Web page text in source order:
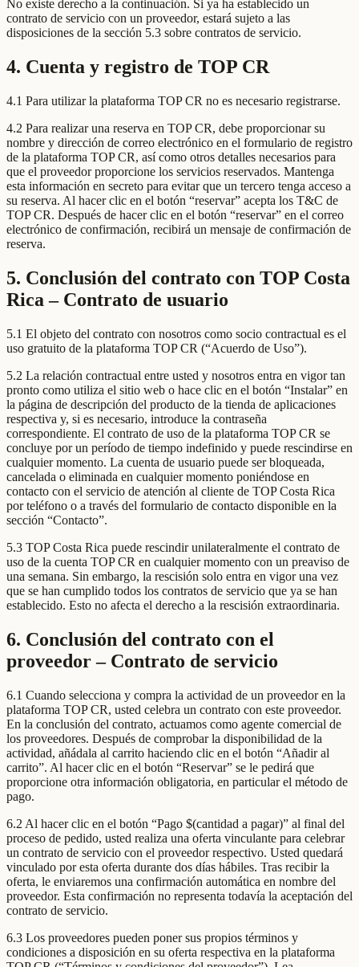
No existe derecho a la continuación. Si ya ha establecido un
contrato de servicio con un proveedor, estará sujeto a las
disposiciones de la sección 5.3 sobre contratos de servicio.
4. Cuenta y registro de TOP CR
4.1 Para utilizar la plataforma TOP CR no es necesario registrarse.
4.2 Para realizar una reserva en TOP CR, debe proporcionar su
nombre y dirección de correo electrónico en el formulario de registro
de la plataforma TOP CR, así como otros detalles necesarios para
que el proveedor proporcione los servicios reservados. Mantenga
esta información en secreto para evitar que un tercero tenga acceso a
su reserva. Al hacer clic en el botón “reservar” acepta los T&C de
TOP CR. Después de hacer clic en el botón “reservar” en el correo
electrónico de confirmación, recibirá un mensaje de confirmación de
reserva.
5. Conclusión del contrato con TOP Costa
Rica – Contrato de usuario
5.1 El objeto del contrato con nosotros como socio contractual es el
uso gratuito de la plataforma TOP CR (“Acuerdo de Uso”).
5.2 La relación contractual entre usted y nosotros entra en vigor tan
pronto como utiliza el sitio web o hace clic en el botón “Instalar” en
la página de descripción del producto de la tienda de aplicaciones
respectiva y, si es necesario, introduce la contraseña
correspondiente. El contrato de uso de la plataforma TOP CR se
concluye por un período de tiempo indefinido y puede rescindirse en
cualquier momento. La cuenta de usuario puede ser bloqueada,
cancelada o eliminada en cualquier momento poniéndose en
contacto con el servicio de atención al cliente de TOP Costa Rica
por teléfono o a través del formulario de contacto disponible en la
sección “Contacto”.
5.3 TOP Costa Rica puede rescindir unilateralmente el contrato de
uso de la cuenta TOP CR en cualquier momento con un preaviso de
una semana. Sin embargo, la rescisión solo entra en vigor una vez
que se han cumplido todos los contratos de servicio que ya se han
establecido. Esto no afecta el derecho a la rescisión extraordinaria.
6. Conclusión del contrato con el
proveedor – Contrato de servicio
6.1 Cuando selecciona y compra la actividad de un proveedor en la
plataforma TOP CR, usted celebra un contrato con este proveedor.
En la conclusión del contrato, actuamos como agente comercial de
los proveedores. Después de comprobar la disponibilidad de la
actividad, añádala al carrito haciendo clic en el botón “Añadir al
carrito”. Al hacer clic en el botón “Reservar” se le pedirá que
proporcione otra información obligatoria, en particular el método de
pago.
6.2 Al hacer clic en el botón “Pago $(cantidad a pagar)” al final del
proceso de pedido, usted realiza una oferta vinculante para celebrar
un contrato de servicio con el proveedor respectivo. Usted quedará
vinculado por esta oferta durante dos días hábiles. Tras recibir la
oferta, le enviaremos una confirmación automática en nombre del
proveedor. Esta confirmación no representa todavía la aceptación del
contrato de servicio.
6.3 Los proveedores pueden poner sus propios términos y
condiciones a disposición en su oferta respectiva en la plataforma